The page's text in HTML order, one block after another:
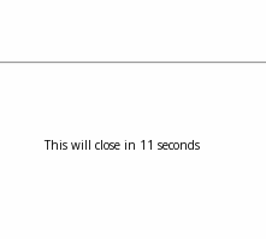
This will close in 11 seconds